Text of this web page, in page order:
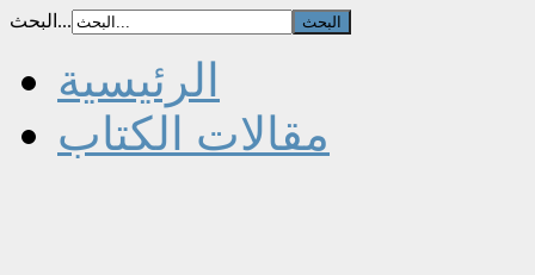
البحث...
الرئيسية
مقالات الكتاب